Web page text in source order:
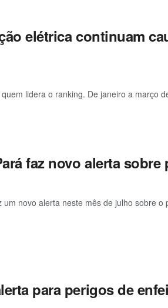
elétrica continuam
lidera o ranking. De janeiro a março
faz novo alerta
um novo alerta neste mês de julho sobre
para perigos de